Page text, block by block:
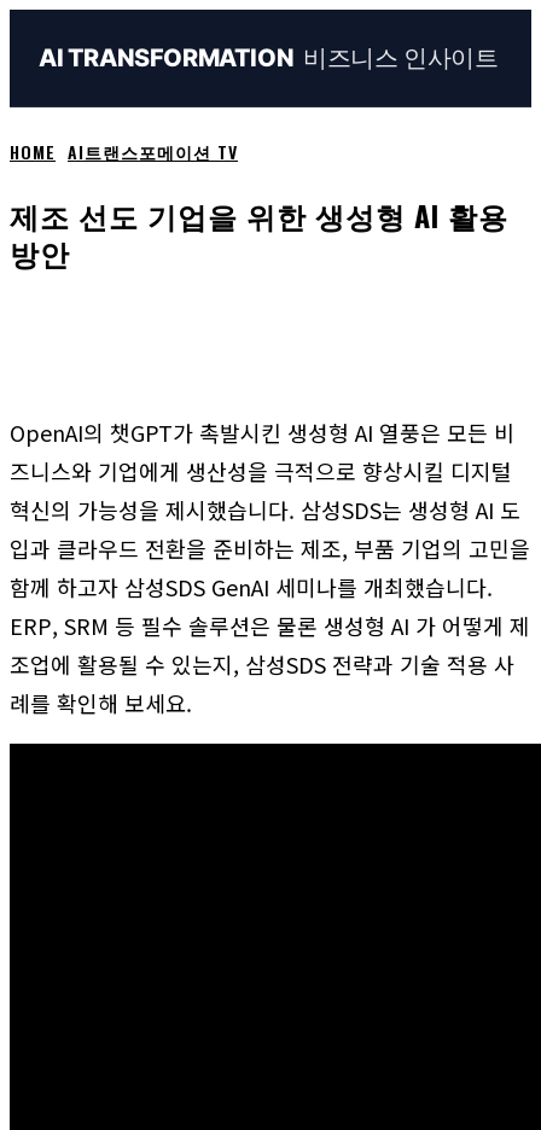
AI TRANSFORMATION 비즈니스 인사이트
HOME AI트랜스포메이션 TV
제조 선도 기업을 위한 생성형 AI 활용
방안
OpenAI의 챗GPT가 촉발시킨 생성형 AI 열풍은 모든 비
즈니스와 기업에게 생산성을 극적으로 향상시킬 디지털
혁신의 가능성을 제시했습니다. 삼성SDS는 생성형 AI 도
입과 클라우드 전환을 준비하는 제조, 부품 기업의 고민을
함께 하고자 삼성SDS GenAI 세미나를 개최했습니다.
ERP, SRM 등 필수 솔루션은 물론 생성형 AI 가 어떻게 제
조업에 활용될 수 있는지, 삼성SDS 전략과 기술 적용 사
례를 확인해 보세요.